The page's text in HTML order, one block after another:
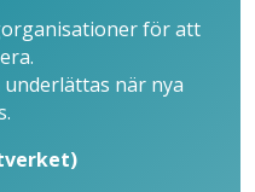
för att
när nya